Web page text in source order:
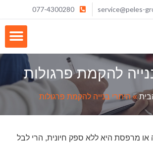
service@peles-
077-4300280
להקמת פרגולות
»היתרי בנייה להקמת פרגולות
או מרפסת היא ללא ספק חיונית, הרי לבל